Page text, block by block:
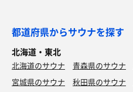
都道府県からサウナを探す
北海道・東北
北海道のサウナ 青森県のサウナ
宮城県のサウナ
秋田県のサウナ